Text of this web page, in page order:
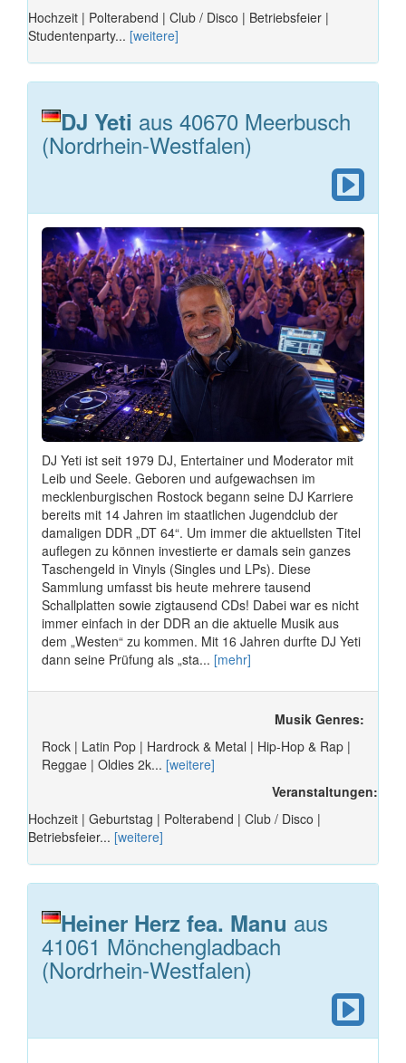
Hochzeit | Polterabend | Club / Disco | Betriebsfeier |
Studentenparty... [weitere]
DJ Yeti aus 40670 Meerbusch
(Nordrhein-Westfalen)
DJ Yeti ist seit 1979 DJ, Entertainer und Moderator mit
Leib und Seele. Geboren und aufgewachsen im
mecklenburgischen Rostock begann seine DJ Karriere
bereits mit 14 Jahren im staatlichen Jugendclub der
damaligen DDR „DT 64“. Um immer die aktuellsten Titel
auflegen zu können investierte er damals sein ganzes
Taschengeld in Vinyls (Singles und LPs). Diese
Sammlung umfasst bis heute mehrere tausend
Schallplatten sowie zigtausend CDs! Dabei war es nicht
immer einfach in der DDR an die aktuelle Musik aus
dem „Westen“ zu kommen. Mit 16 Jahren durfte DJ Yeti
dann seine Prüfung als „sta... [mehr]
Musik Genres:
Rock | Latin Pop | Hardrock & Metal | Hip-Hop & Rap |
Reggae | Oldies 2k... [weitere]
Veranstaltungen:
Hochzeit | Geburtstag | Polterabend | Club / Disco |
Betriebsfeier... [weitere]
Heiner Herz fea. Manu aus
41061 Mönchengladbach
(Nordrhein-Westfalen)